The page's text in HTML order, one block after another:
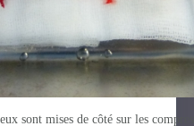
sont mises de côté sur les